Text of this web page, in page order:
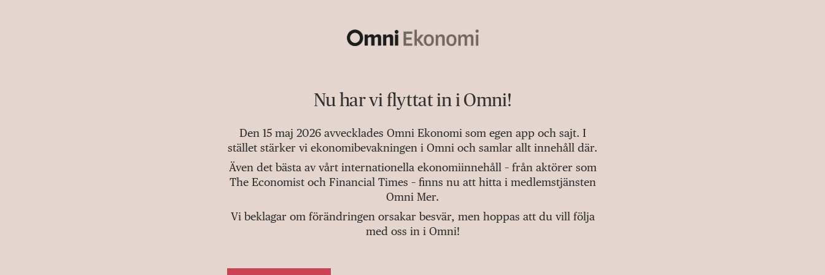
Nu har vi flyttat in i Omni!
Den 15 maj 2026 avvecklades Omni Ekonomi som egen app och sajt. I
stället stärker vi ekonomibevakningen i Omni och samlar allt innehåll där.
Även det bästa av vårt internationella ekonomiinnehåll – från aktörer som
The Economist och Financial Times – finns nu att hitta i medlemstjänsten
Omni Mer.
Vi beklagar om förändringen orsakar besvär, men hoppas att du vill följa
med oss in i Omni!